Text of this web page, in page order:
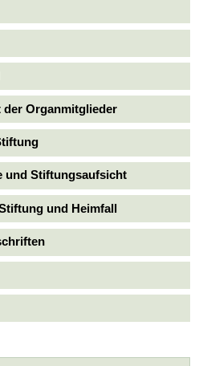
der Organmitglieder
und Stiftungsaufsicht
und Heimfall